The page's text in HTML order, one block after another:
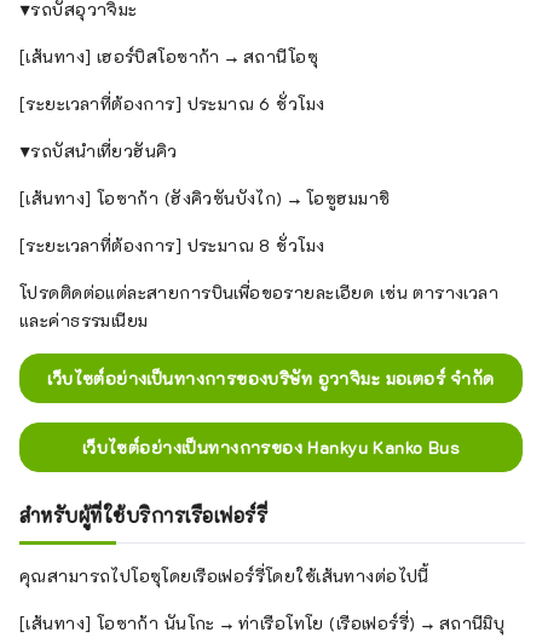
▼รถบัสอุวาจิมะ
[เส้นทาง] เฮอร์บิสโอซาก้า → สถานีโอซุ
[ระยะเวลาที่ต้องการ] ประมาณ 6 ชั่วโมง
▼รถบัสนำเที่ยวฮันคิว
[เส้นทาง] โอซาก้า (ฮังคิวซันบังไก) → โอซูฮมมาชิ
[ระยะเวลาที่ต้องการ] ประมาณ 8 ชั่วโมง
โปรดติดต่อแต่ละสายการบินเพื่อขอรายละเอียด เช่น ตารางเวลา
และค่าธรรมเนียม
เว็บไซต์อย่างเป็นทางการของบริษัท อูวาจิมะ มอเตอร์ จำกัด
เว็บไซต์อย่างเป็นทางการของ Hankyu Kanko Bus
สำหรับผู้ที่ใช้บริการเรือเฟอร์รี่
คุณสามารถไปโอซุโดยเรือเฟอร์รี่โดยใช้เส้นทางต่อไปนี้
[เส้นทาง] โอซาก้า นันโกะ → ท่าเรือโทโย (เรือเฟอร์รี่) → สถานีมิบุ